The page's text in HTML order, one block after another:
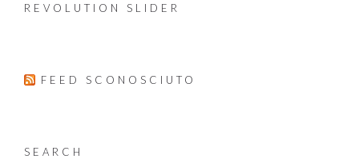
REVOLUTION SLIDER
FEED SCONOSCIUTO
SEARCH